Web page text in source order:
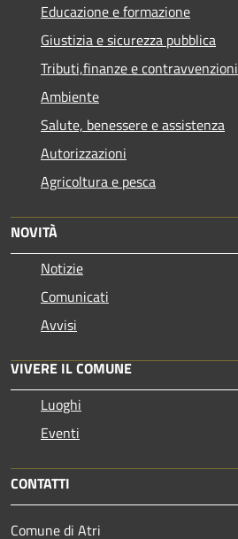
Educazione e formazione
Giustizia e sicurezza pubblica
Tributi,finanze e contravvenzioni
Ambiente
Salute, benessere e assistenza
Autorizzazioni
Agricoltura e pesca
NOVITÀ
Notizie
Comunicati
Avvisi
VIVERE IL COMUNE
Luoghi
Eventi
CONTATTI
Comune di Atri